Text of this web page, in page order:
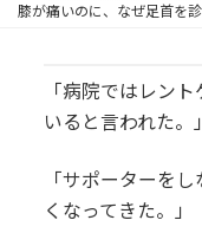
膝が痛いのに、なぜ足首を
「病院ではレン
いると言われた。」
「サポーターを
くなってきた。」